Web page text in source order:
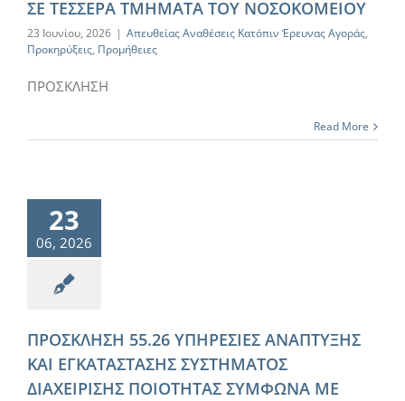
ΣΕ ΤΕΣΣΕΡΑ ΤΜΗΜΑΤΑ ΤΟΥ ΝΟΣΟΚΟΜΕΙΟΥ
23 Ιουνίου, 2026 | Απευθείας Αναθέσεις Κατόπιν Έρευνας Αγοράς,
Προκηρύξεις, Προμήθειες
ΠΡΟΣΚΛΗΣΗ
Read More
23
06, 2026
ΠΡΟΣΚΛΗΣΗ 55.26 ΥΠΗΡΕΣΙΕΣ ΑΝΑΠΤΥΞΗΣ
ΚΑΙ ΕΓΚΑΤΑΣΤΑΣΗΣ ΣΥΣΤΗΜΑΤΟΣ
ΔΙΑΧΕΙΡΙΣΗΣ ΠΟΙΟΤΗΤΑΣ ΣΥΜΦΩΝΑ ΜΕ